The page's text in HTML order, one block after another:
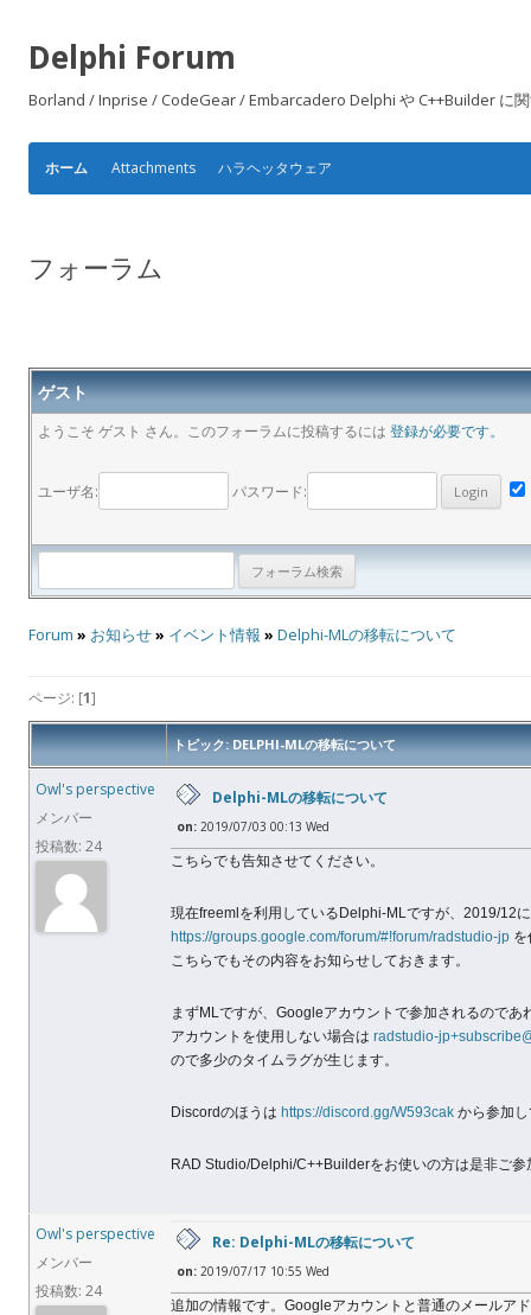
Delphi Forum
Borland / Inprise / CodeGear / Embarcadero Delphi や C++Builder に
ホーム Attachments ハラヘッタウェア
フォーラム
ゲスト
ようこそ ゲスト さん。このフォーラムに投稿するには 登録が必要です。
ユーザ名: パスワード:
Forum » お知らせ» イベント情報 » Delphi-MLの移転について
ページ: [1]
トピック: DELPHI-MLの移転について
Owl's perspective
メンバー
投稿数: 24
Delphi-MLの移転について
on: 2019/07/03 00:13 Wed
こちらでも告知させてください。
現在freemlを利用しているDelphi-MLですが、2019/12
https://groups.google.com/forum/#!forum/radstudio-jp
こちらでもその内容をお知らせしておきます。
まずMLですが、Googleアカウントで参加されるのであ
アカウントを使用しない場合は radstudio-
ので多少のタイムラグが生じます。
Discordのほうは https://discord.gg/W593cak から参加
RAD Studio/Delphi/C++Builderをお使いの方は是非ご
Owl's perspective
メンバー
投稿数: 24
Re: Delphi-MLの移転について
on: 2019/07/17 10:55 Wed
追加の情報です。Googleアカウントと普通のメールア